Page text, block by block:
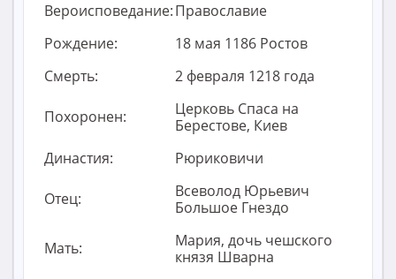
Вероисповедание:Православие
Рождение:
18 мая 1186 Ростов
Смерть:
2 февраля 1218 года
Похоронен:
Церковь Спаса на
Берестове, Киев
Династия:
Рюриковичи
Отец:
Всеволод Юрьевич
Большое Гнездо
Мать:
Мария, дочь чешского
князя Шварна